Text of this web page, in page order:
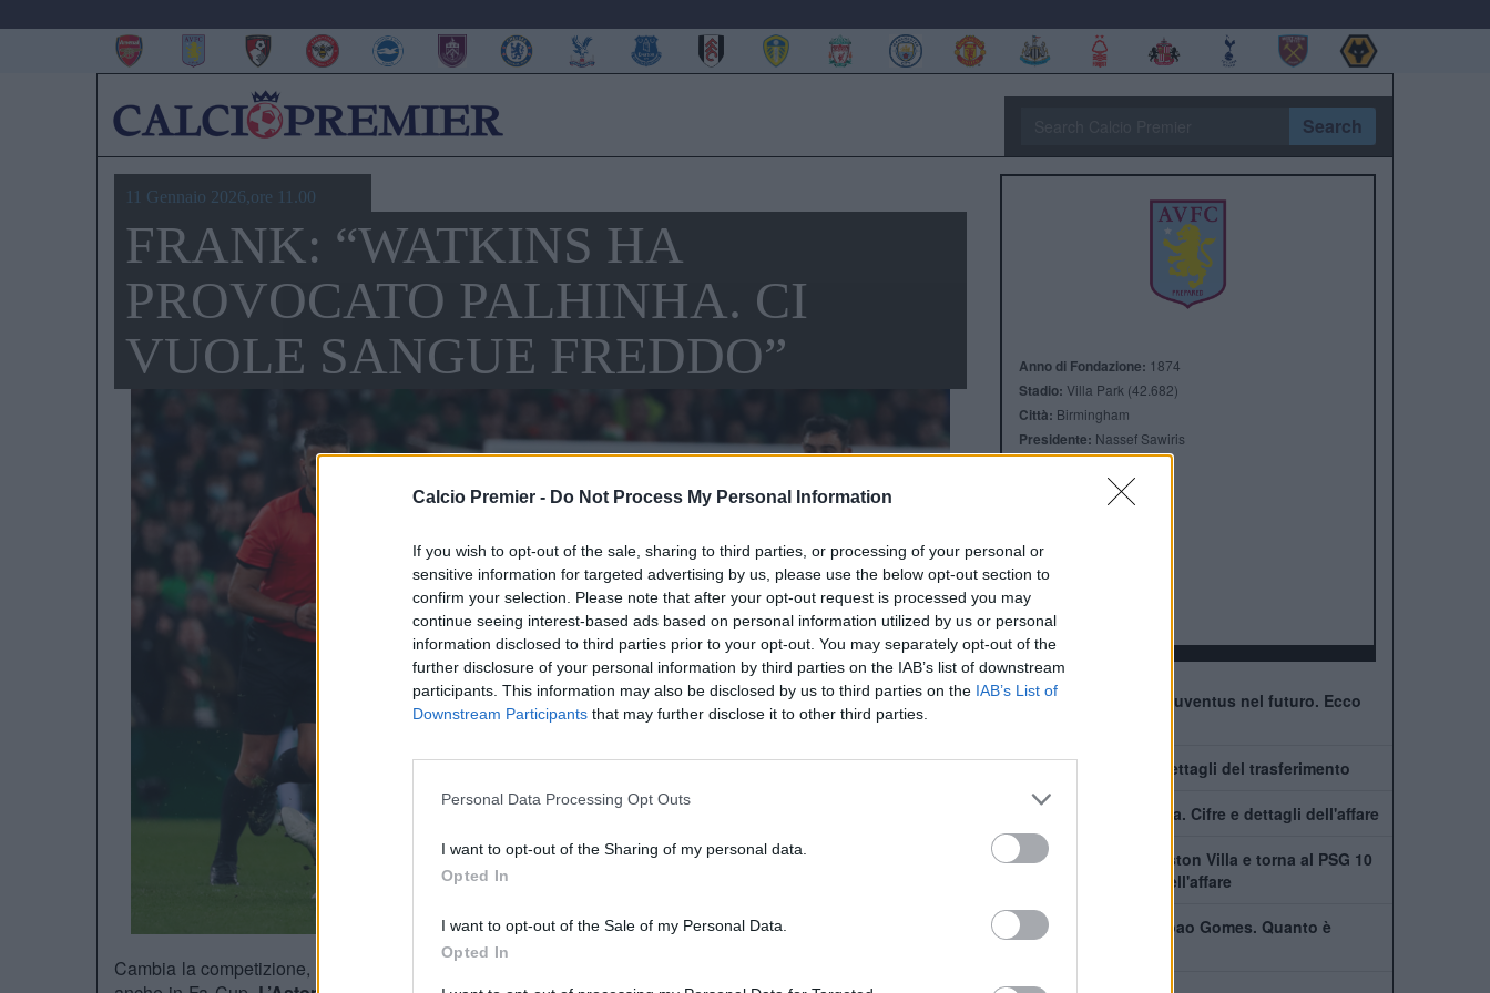
Calcio Premier - Do Not Process My Personal Information
If you wish to opt-out of the sale, sharing to third parties, or processing of your personal or
sensitive information for targeted advertising by us, please use the below opt-out section to
confirm your selection. Please note that after your opt-out request is processed you may
continue seeing interest-based ads based on personal information utilized by us or personal
information disclosed to third parties prior to your opt-out. You may separately opt-out of the
further disclosure of your personal information by third parties on the IAB’s list of downstream
participants. This information may also be disclosed by us to third parties on the IAB’s List of
Downstream Participants that may further disclose it to other third parties.
Personal Data Processing Opt Outs
I want to opt-out of the Sharing of my personal data.
Opted In
I want to opt-out of the Sale of my Personal Data.
Opted In
Search
11 Gennaio 2026,ore 11.00
FRANK: “WATKINS HA
PROVOCATO PALHINHA. CI
VUOLE SANGUE FREDDO”
Cambia la competizione, ma non cambia il risultato. Il
Anno di Fondazione: 1874
Stadio: Villa Park (42.682)
Città: Birmingham
Presidente: Nassef Sawiris
Manager:Unay Emery
FA Cup:
League Cup:
FA Community Shield:
Champions League:
Dibu Martinez, niente Juventus nel futuro. Ecco
Digne al PSG: cifre e dettagli del trasferimento
Garnacho all'Aston Villa. Cifre e dettagli dell'affare
Lucas Digne lascia l'Aston Villa e torna al PSG 10
anni dopo: i dettagli dell'affare
L'Aston Villa prende Joao Gomes. Quanto è